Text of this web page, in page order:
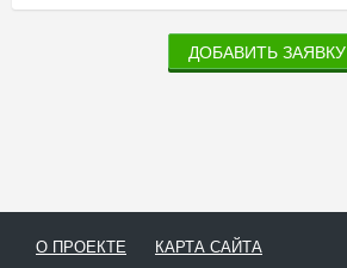
ДОБАВИТЬ ЗАЯВКУ
О ПРОЕКТЕ
КАРТА САЙТА